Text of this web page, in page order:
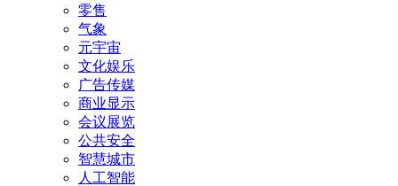
零售
气象
元宇宙
文化娱乐
广告传媒
商业显示
会议展览
公共安全
智慧城市
人工智能